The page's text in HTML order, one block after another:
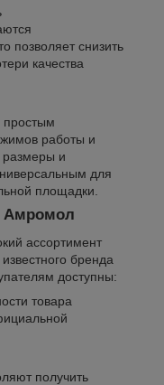
позволяет снизить
качества
простым
работы и
размеры и
для
площадки.
Амромол
ассортимент
бренда
доступны:
товара
получить